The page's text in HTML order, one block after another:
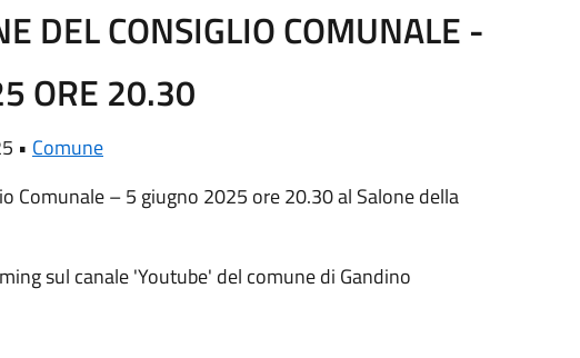
DEL CONSIGLIO COMUNALE -
ORE 20.30
• Comune
Comunale – 5 giugno 2025 ore 20.30 al Salone della
sul canale 'Youtube' del comune di Gandino